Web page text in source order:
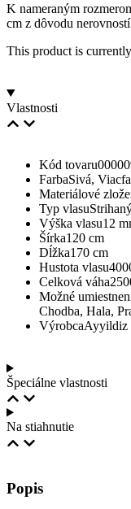
K nameraným
cm z dôvodu
This product is
Vlastnosti
Kód tovaru
FarbaSivá,
Materiálové
Typ vlasu
Výška vlasu12
Šírka120 cm
Dĺžka170 cm
Hustota vlasu
Celková váha
Možné
Chodba, Hala,
VýrobcaAyyildiz
Špeciálne vlastnosti
Na stiahnutie
Popis